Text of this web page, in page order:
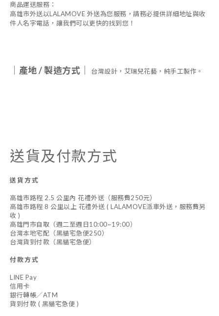
商品運送服務：
高雄市外送以LALAMOVE 外送為您服務，請務必提供詳細地址與收
件人名字電話，讓我們可以更快的找到您！
｜產地/製造方式｜ 台灣設計，艾瑞兒花藝，純手工製作。
送貨及付款方式
送貨方式
高雄市路程 2.5 公里內 花禮外送（服務費250元）
高雄市路程 8 公里以上 花禮外送 ( LALAMOVE派車外送，服務費另
收 )
高雄門市自取（週二至週日10:00~19:00）
台灣本地宅配（黑貓宅急便250）
台灣貨到付款（黑貓宅急便）
付款方式
LINE Pay
信用卡
銀行轉帳／ATM
貨到付款 ( 黑貓宅急便 )